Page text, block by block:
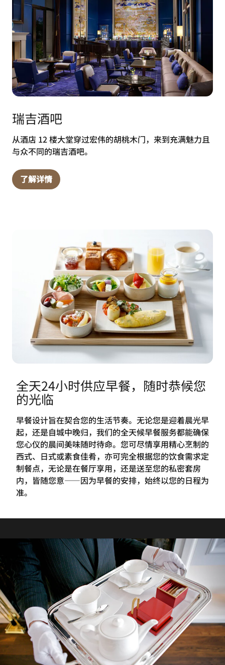
瑞吉酒吧
从酒店 12 楼大堂穿过宏伟的胡桃木门，来到充满魅力且
与众不同的瑞吉酒吧。
了解详情
全天24小时供应早餐，随时恭候您
的光临
​早餐设计旨在契合您的生活节奏。无论您是迎着晨光早
起，还是自城中晚归，我们的全天候早餐服务都能确保
您心仪的晨间美味随时待命。您可尽情享用精心烹制的
西式、日式或素食佳肴，亦可完全根据您的饮食需求定
制餐点，无论是在餐厅享用，还是送至您的私密套房
内，皆随您意——因为早餐的安排，始终以您的日程为
准。